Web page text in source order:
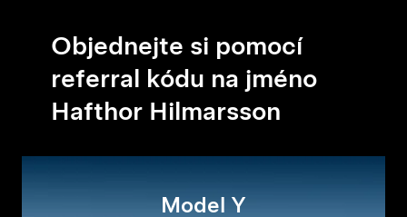
Objednejte si pomocí
referral kódu na jméno
Hafthor Hilmarsson
Model Y